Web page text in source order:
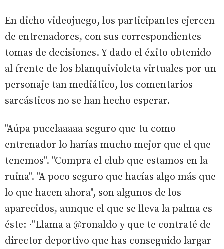
En dicho videojuego, los participantes ejercen
de entrenadores, con sus correspondientes
tomas de decisiones. Y dado el éxito obtenido
al frente de los blanquivioleta virtuales por un
personaje tan mediático, los comentarios
sarcásticos no se han hecho esperar.
"Aúpa pucelaaaaa seguro que tu como
entrenador lo harías mucho mejor que el que
tenemos". "Compra el club que estamos en la
ruina". "A poco seguro que hacías algo más que
lo que hacen ahora", son algunos de los
aparecidos, aunque el que se lleva la palma es
éste: ·"Llama a @ronaldo y que te contraté de
director deportivo que has conseguido largar